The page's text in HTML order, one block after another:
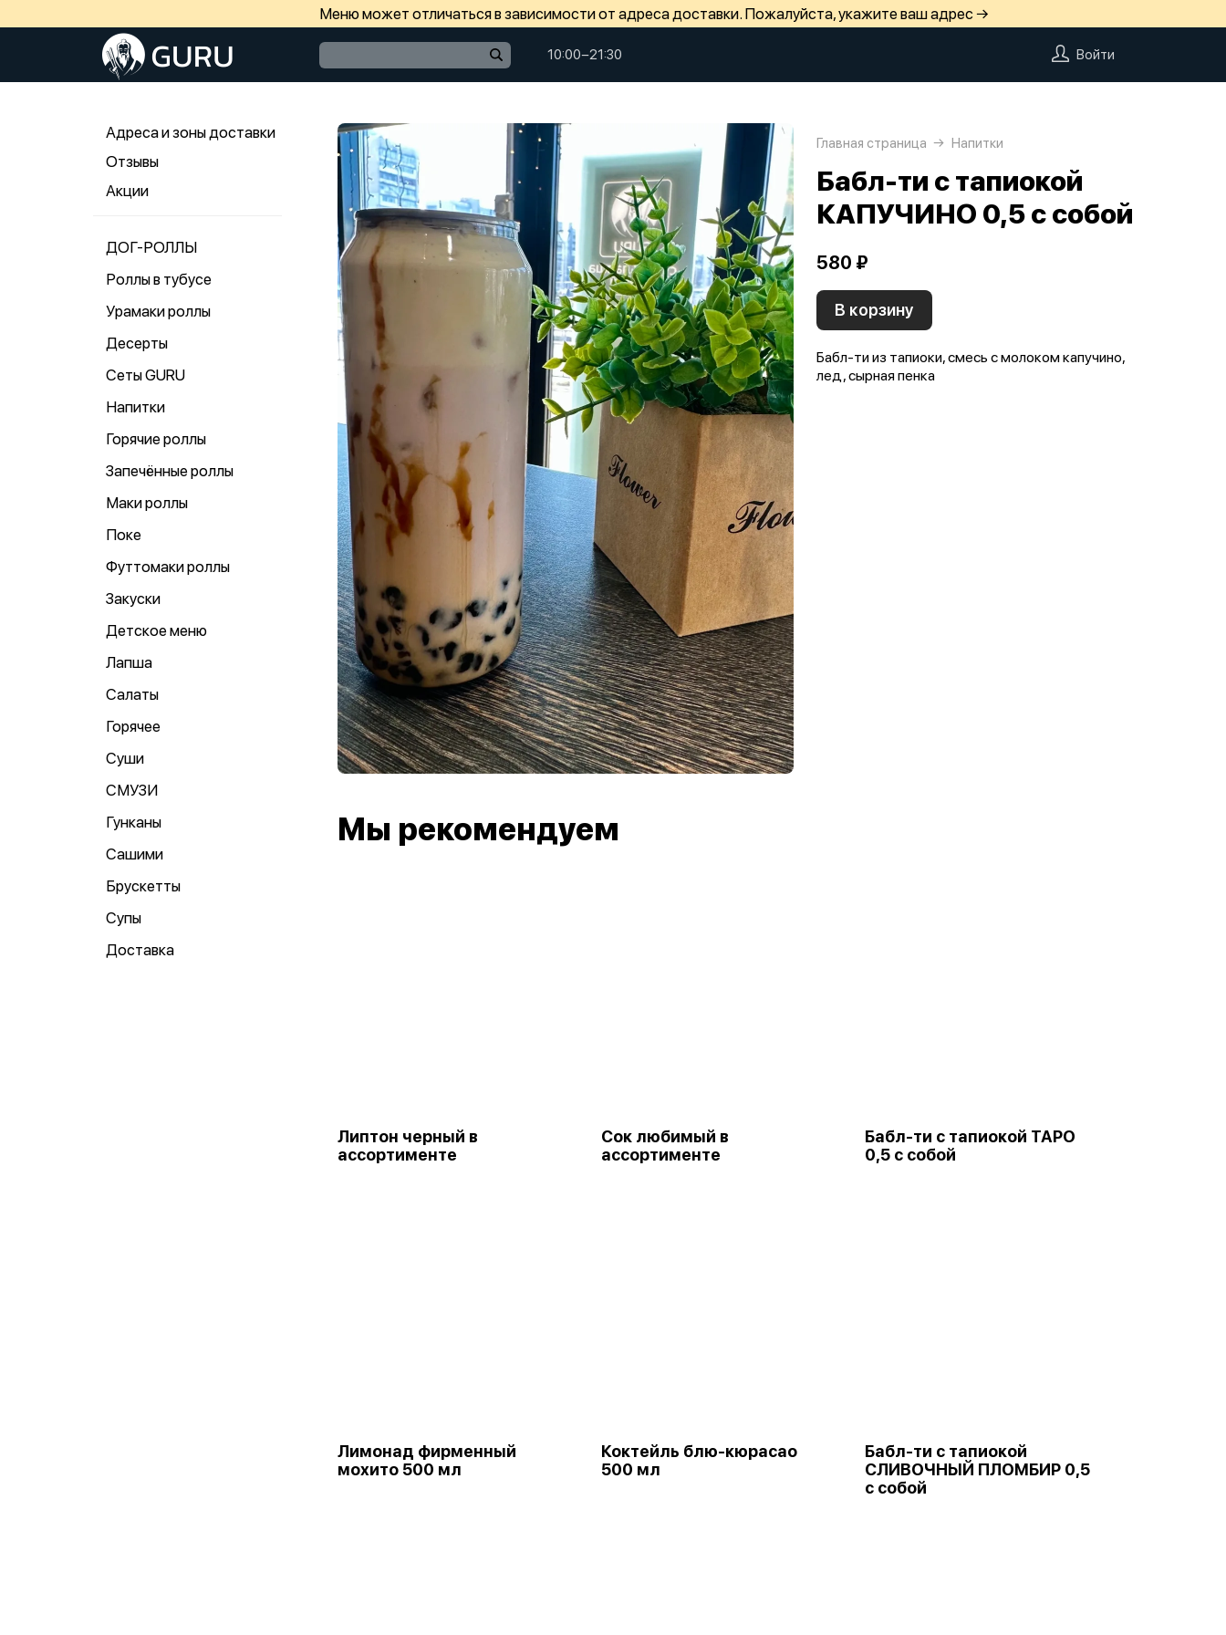
Меню может отличаться в зависимости от адреса доставки. Пожалуйста, укажите ваш адрес →
10:00−21:30 Войти
Адреса и зоны доставки
Отзывы
Акции
ДОГ-РОЛЛЫ
Роллы в тубусе
Урамаки роллы
Десерты
Сеты GURU
Напитки
Горячие роллы
Запечённые роллы
Маки роллы
Поке
Футтомаки роллы
Закуски
Детское меню
Лапша
Салаты
Горячее
Суши
СМУЗИ
Гунканы
Сашими
Брускетты
Супы
Доставка
Главная страница Напитки
Бабл-ти с тапиокой
КАПУЧИНО 0,5 с собой
580 ₽
В корзину
Бабл-ти из тапиоки, смесь с молоком капучино,
лед, сырная пенка
Мы рекомендуем
Липтон черный в
ассортименте
Сок любимый в
ассортименте
Бабл-ти с тапиокой ТАРО
0,5 с собой
Лимонад фирменный
мохито 500 мл
Коктейль блю-кюрасао
500 мл
Бабл-ти с тапиокой
СЛИВОЧНЫЙ ПЛОМБИР 0,5
с собой